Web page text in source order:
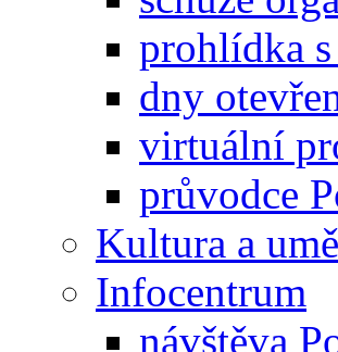
prohlídka
dny
virtuální
průvodce
Kultura a
Infocentrum
návštěva